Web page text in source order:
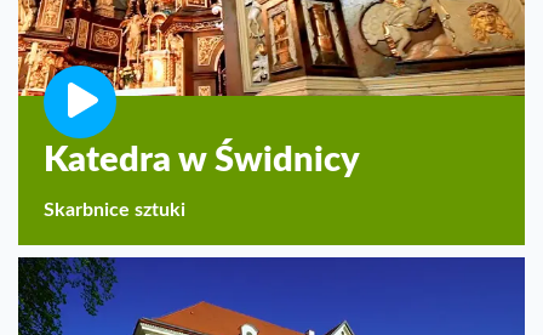
Katedra w Świdnicy
Skarbnice sztuki